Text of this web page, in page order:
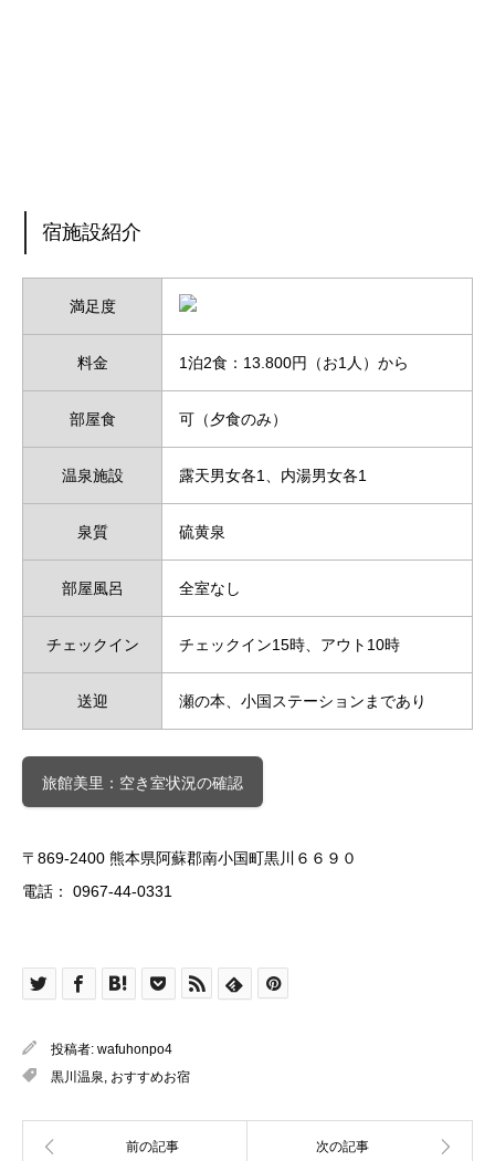
宿施設紹介
満足度
料金 1泊2食：13.800円（お1人）から
部屋食 可（夕食のみ）
温泉施設 露天男女各1、内湯男女各1
泉質 硫黄泉
部屋風呂 全室なし
チェックイン チェックイン15時、アウト10時
送迎 瀬の本、小国ステーションまであり
旅館美里：空き室状況の確認
〒869-2400 熊本県阿蘇郡南小国町黒川６６９０
電話： 0967-44-0331
投稿者: wafuhonpo4
黒川温泉, おすすめお宿